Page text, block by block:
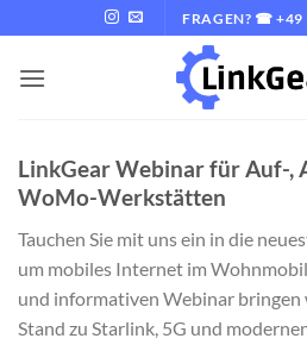
Inhalt
springen
FRAGEN? ☎
LinkGear Webinar für Auf-,
WoMo-Werkstätten
Tauchen Sie mit uns ein in die
um mobiles Internet im
und informativen Webinar bringen
Stand zu Starlink, 5G und